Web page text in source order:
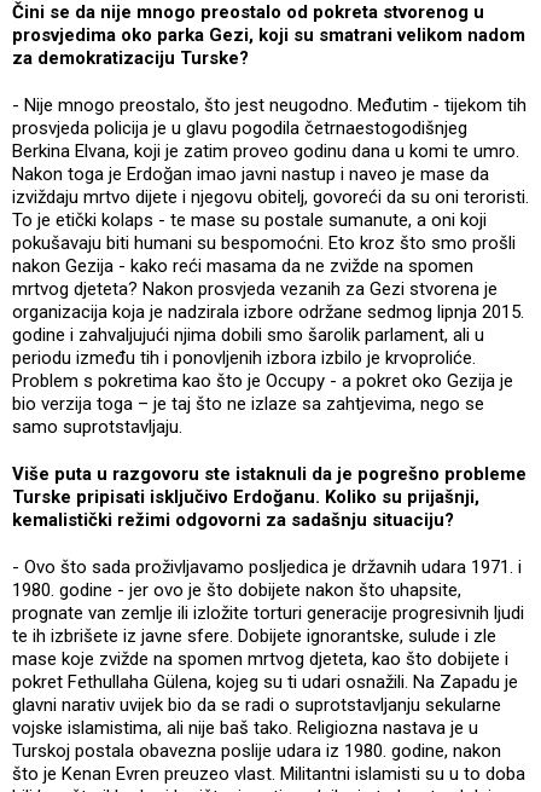
Čini se da nije mnogo preostalo od pokreta stvorenog u
prosvjedima oko parka Gezi, koji su smatrani velikom nadom
za demokratizaciju Turske?
- Nije mnogo preostalo, što jest neugodno. Međutim - tijekom tih
prosvjeda policija je u glavu pogodila četrnaestogodišnjeg
Berkina Elvana, koji je zatim proveo godinu dana u komi te umro.
Nakon toga je Erdoğan imao javni nastup i naveo je mase da
izviždaju mrtvo dijete i njegovu obitelj, govoreći da su oni teroristi.
To je etički kolaps - te mase su postale sumanute, a oni koji
pokušavaju biti humani su bespomoćni. Eto kroz što smo prošli
nakon Gezija - kako reći masama da ne zvižde na spomen
mrtvog djeteta? Nakon prosvjeda vezanih za Gezi stvorena je
organizacija koja je nadzirala izbore održane sedmog lipnja 2015.
godine i zahvaljujući njima dobili smo šarolik parlament, ali u
periodu između tih i ponovljenih izbora izbilo je krvoproliće.
Problem s pokretima kao što je Occupy - a pokret oko Gezija je
bio verzija toga – je taj što ne izlaze sa zahtjevima, nego se
samo suprotstavljaju.
Više puta u razgovoru ste istaknuli da je pogrešno probleme
Turske pripisati isključivo Erdoğanu. Koliko su prijašnji,
kemalistički režimi odgovorni za sadašnju situaciju?
- Ovo što sada proživljavamo posljedica je državnih udara 1971. i
1980. godine - jer ovo je što dobijete nakon što uhapsite,
prognate van zemlje ili izložite torturi generacije progresivnih ljudi
te ih izbrišete iz javne sfere. Dobijete ignorantske, sulude i zle
mase koje zvižde na spomen mrtvog djeteta, kao što dobijete i
pokret Fethullaha Gülena, kojeg su ti udari osnažili. Na Zapadu je
glavni narativ uvijek bio da se radi o suprotstavljanju sekularne
vojske islamistima, ali nije baš tako. Religiozna nastava je u
Turskoj postala obavezna poslije udara iz 1980. godine, nakon
što je Kenan Evren preuzeo vlast. Militantni islamisti su u to doba